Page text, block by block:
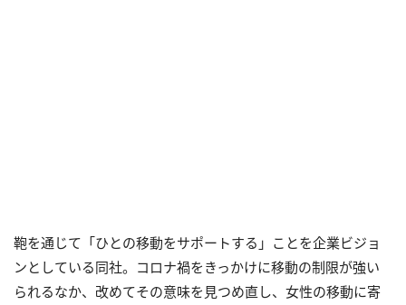
鞄を通じて「ひとの移動をサポートする」ことを企業ビジョ
ンとしている同社。コロナ禍をきっかけに移動の制限が強い
られるなか、改めてその意味を見つめ直し、女性の移動に寄